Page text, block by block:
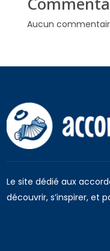
Aucun
Le site dédié aux
découvrir, s’inspirer, et